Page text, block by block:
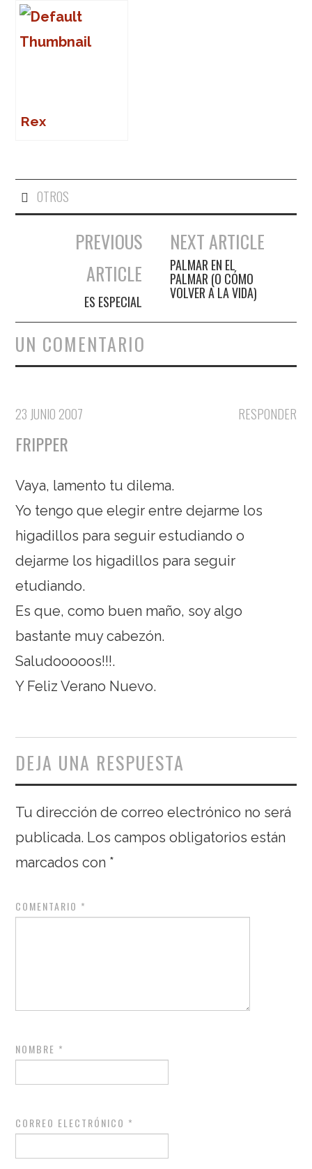
Rex
OTROS
Navegación de entradas
PREVIOUS
ARTICLE
ES ESPECIAL
NEXT ARTICLE
PALMAR EN EL
PALMAR (O CÓMO
VOLVER A LA VIDA)
UN COMENTARIO
RESPONDER
23 JUNIO 2007
FRIPPER
Vaya, lamento tu dilema.
Yo tengo que elegir entre dejarme los
higadillos para seguir estudiando o
dejarme los higadillos para seguir
etudiando.
Es que, como buen maño, soy algo
bastante muy cabezón.
Saludooooos!!!.
Y Feliz Verano Nuevo.
DEJA UNA RESPUESTA
Tu dirección de correo electrónico no será
publicada. Los campos obligatorios están
marcados con *
COMENTARIO *
NOMBRE *
CORREO ELECTRÓNICO *